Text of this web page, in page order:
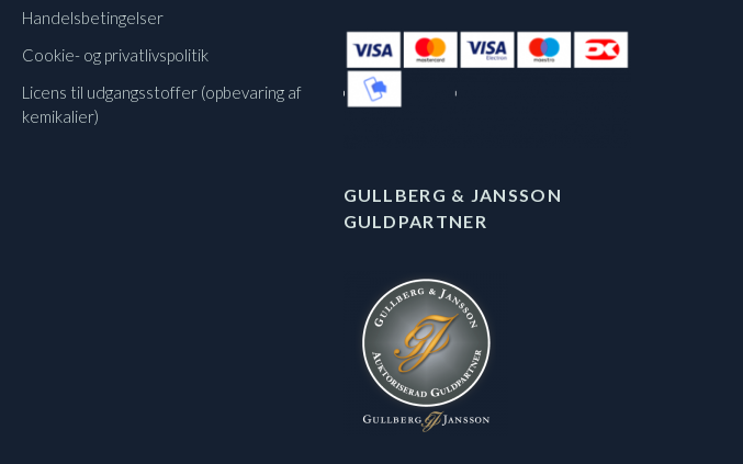
Handelsbetingelser
Cookie- og privatlivspolitik
Licens til udgangsstoffer (opbevaring af
kemikalier)
GULLBERG & JANSSON
GULDPARTNER